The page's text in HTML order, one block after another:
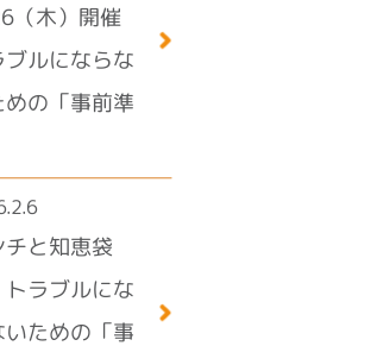
（木）開催
ブルにならな
めの「事前準
チと知恵袋
ラブルにな
いための「事